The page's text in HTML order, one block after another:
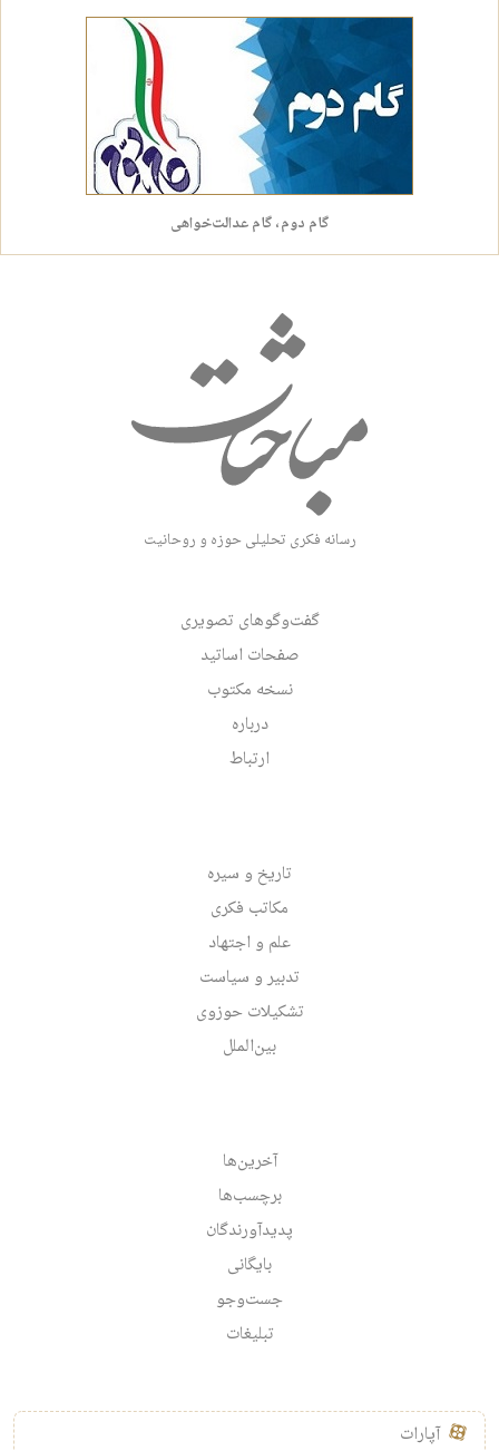
گام دوم، گام عدالت‌خواهی
رسانه فکری تحلیلی حوزه و روحانیت
گفت‌وگوهای تصویری
صفحات اساتید
نسخه مکتوب
درباره
ارتباط
تاریخ و سیره
مکاتب فکری
علم و اجتهاد
تدبیر و سیاست
تشکیلات حوزوی
بین‌الملل
آخرین‌ها
برچسب‌ها
پدیدآورندگان
بایگانی
جست‌وجو
تبلیغات
آپارات